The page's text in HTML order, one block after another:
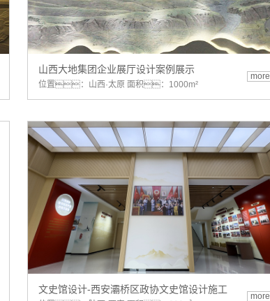
山西大地集团企业展厅设计案例展示
位置：山西·太原 面积：1000m²
more
文史馆设计-西安灞桥区政协文史馆设计施工
more